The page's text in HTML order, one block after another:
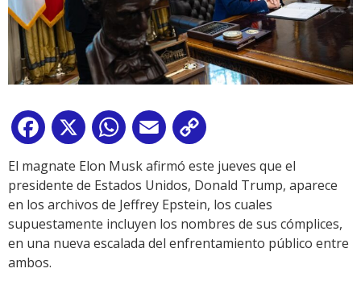
Facebook
X WhatsApp
Email
Link
El magnate Elon Musk afirmó este jueves que el
presidente de Estados Unidos, Donald Trump, aparece
en los archivos de Jeffrey Epstein, los cuales
supuestamente incluyen los nombres de sus cómplices,
en una nueva escalada del enfrentamiento público entre
ambos.